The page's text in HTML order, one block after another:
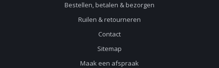
Bestellen, betalen & bezorgen
Ruilen & retourneren
Contact
Sitemap
Maak een afspraak